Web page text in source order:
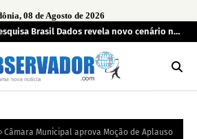
08 de Agosto de 2026
Brasil Dados revela novo cenário na
de Rondônia
Câmara Municipal aprova Moção de Aplauso